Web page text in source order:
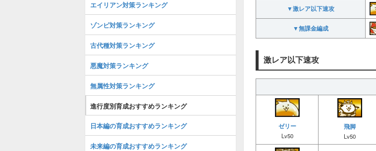
▼激レア以下速攻
▼無課金編成
激レア以下速攻
ゼリー
Lv50
飛脚
Lv50
エイリアン対策ランキング
ゾンビ対策ランキング
古代種対策ランキング
悪魔対策ランキング
無属性対策ランキング
進行度別育成おすすめランキング
日本編の育成おすすめランキング
未来編の育成おすすめランキング